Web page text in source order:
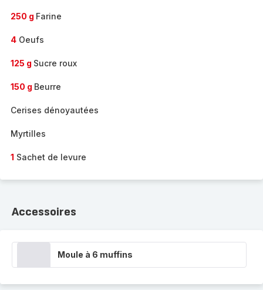
250 g Farine
4 Oeufs
125 g Sucre roux
150 g Beurre
Cerises dénoyautées
Myrtilles
1 Sachet de levure
Accessoires
Moule à 6 muffins